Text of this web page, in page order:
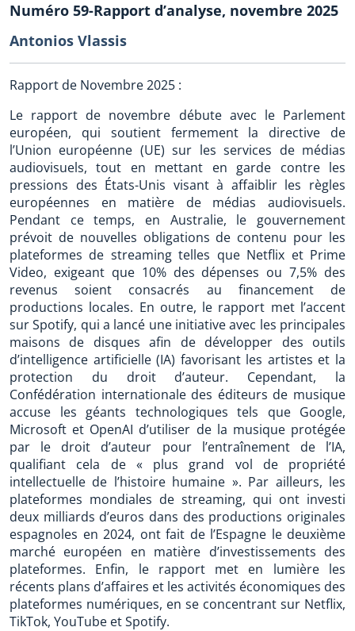
Numéro 59-Rapport d’analyse, novembre 2025
Antonios Vlassis
Rapport de Novembre 2025 :
Le rapport de novembre débute avec le Parlement
européen, qui soutient fermement la directive de
l’Union européenne (UE) sur les services de médias
audiovisuels, tout en mettant en garde contre les
pressions des États-Unis visant à affaiblir les règles
européennes en matière de médias audiovisuels.
Pendant ce temps, en Australie, le gouvernement
prévoit de nouvelles obligations de contenu pour les
plateformes de streaming telles que Netflix et Prime
Video, exigeant que 10% des dépenses ou 7,5% des
revenus soient consacrés au financement de
productions locales. En outre, le rapport met l’accent
sur Spotify, qui a lancé une initiative avec les principales
maisons de disques afin de développer des outils
d’intelligence artificielle (IA) favorisant les artistes et la
protection du droit d’auteur. Cependant, la
Confédération internationale des éditeurs de musique
accuse les géants technologiques tels que Google,
Microsoft et OpenAI d’utiliser de la musique protégée
par le droit d’auteur pour l’entraînement de l’IA,
qualifiant cela de « plus grand vol de propriété
intellectuelle de l’histoire humaine ». Par ailleurs, les
plateformes mondiales de streaming, qui ont investi
deux milliards d’euros dans des productions originales
espagnoles en 2024, ont fait de l’Espagne le deuxième
marché européen en matière d’investissements des
plateformes. Enfin, le rapport met en lumière les
récents plans d’affaires et les activités économiques des
plateformes numériques, en se concentrant sur Netflix,
TikTok, YouTube et Spotify.